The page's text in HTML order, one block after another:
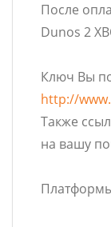
После
Dunos 2
Ключ Вы
http://
Также
на вашу